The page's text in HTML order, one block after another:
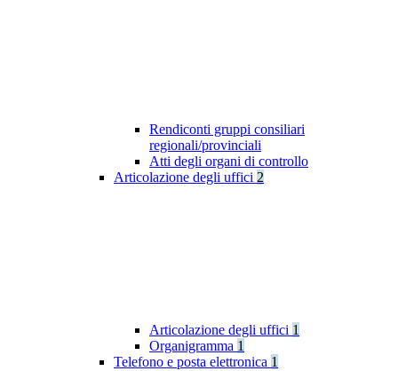
Rendiconti gruppi consiliari
regionali/provinciali
Atti degli organi di controllo
Articolazione degli uffici 2
Articolazione degli uffici 1
Organigramma 1
Telefono e posta elettronica 1